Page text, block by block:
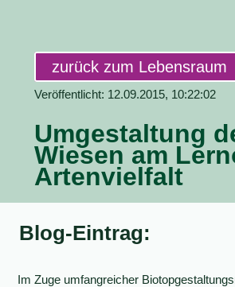
zurück zum Lebensraum
Veröffentlicht: 12.09.2015, 10:22:02
Umgestaltung
Wiesen am
Artenvielfalt
Blog-Eintrag:
Im Zuge umfangreicher